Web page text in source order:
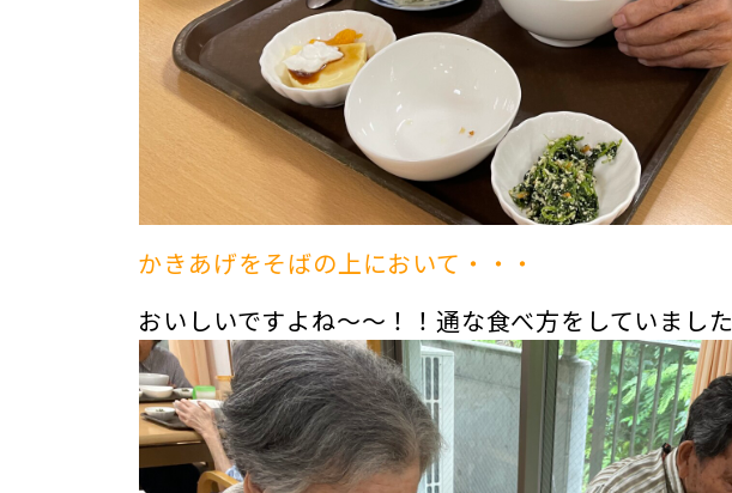
かきあげをそばの上において・・・
おいしいですよね～～！！通な食べ方をしていました